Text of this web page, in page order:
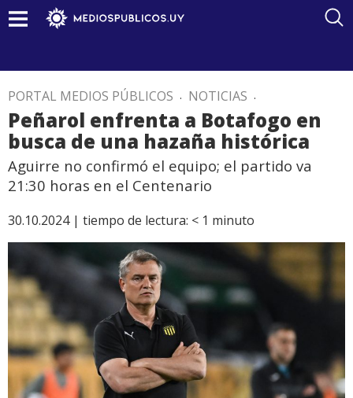
PORTAL MEDIOS PÚBLICOS . NOTICIAS .
Peñarol enfrenta a Botafogo en
busca de una hazaña histórica
Aguirre no confirmó el equipo; el partido va
21:30 horas en el Centenario
30.10.2024 | tiempo de lectura: < 1 minuto